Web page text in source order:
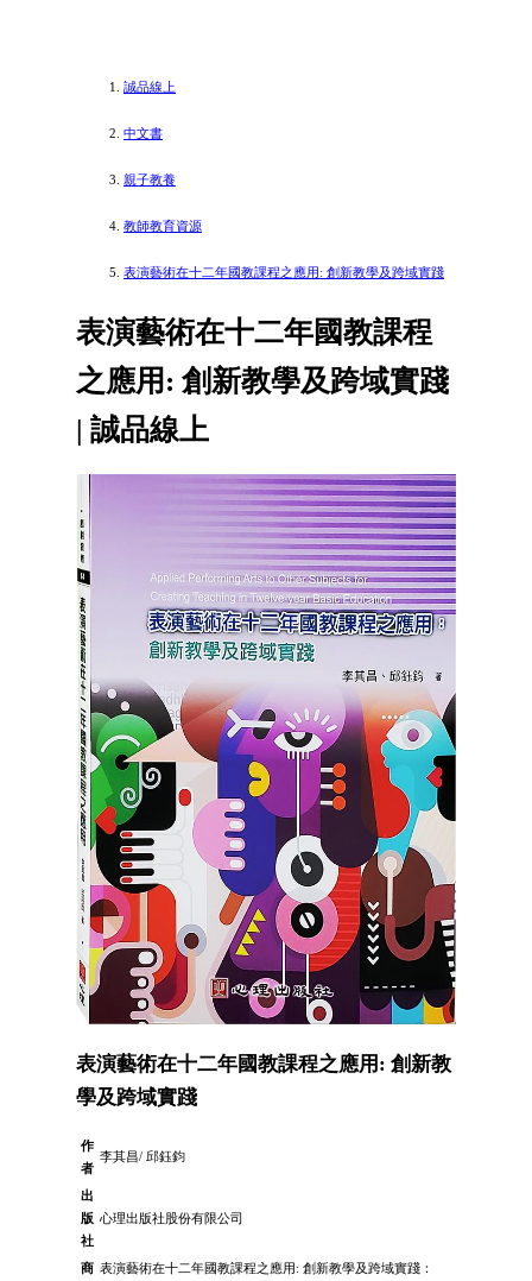
誠品線上
中文書
親子教養
教師教育資源
表演藝術在十二年國教課程之應用: 創新教學及跨域實踐
表演藝術在十二年國教課程
之應用: 創新教學及跨域實踐
| 誠品線上
表演藝術在十二年國教課程之應用: 創新教
學及跨域實踐
作
者
李其昌/ 邱鈺鈞
出
版
社
心理出版社股份有限公司
商 表演藝術在十二年國教課程之應用: 創新教學及跨域實踐：